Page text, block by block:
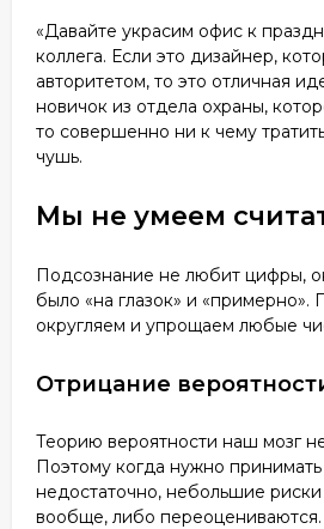
«Давайте украсим офис к
коллега. Если это дизайнер,
авторитетом, то это отличная
новичок из отдела охраны,
то совершенно ни к чему
чушь.
Мы не умеем
Подсознание не любит цифры,
было «на глазок» и «примерно».
округляем и упрощаем любые
Отрицание
Теорию вероятности наш мозг
Поэтому когда нужно
недостаточно, небольшие
вообще, либо